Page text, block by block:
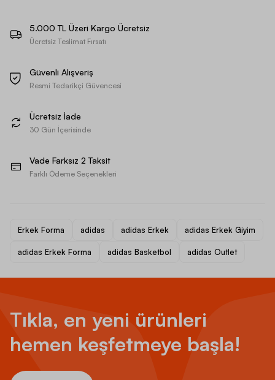
5.000 TL Üzeri Kargo Ücretsiz
Ücretsiz Teslimat Fırsatı
Güvenli Alışveriş
Resmi Tedarikçi Güvencesi
Ücretsiz İade
30 Gün İçerisinde
Vade Farksız 2 Taksit
Farklı Ödeme Seçenekleri
Erkek Forma adidas adidas Erkek adidas Erkek Giyim
adidas Erkek Forma adidas Basketbol adidas Outlet
Tıkla, en yeni ürünleri
hemen keşfetmeye başla!